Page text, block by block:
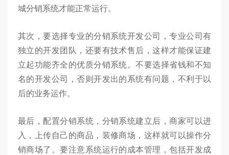
城分销系统才能正常运行。
其次，要选择专业的分销系统开发公司，专业公司有
独立的开发团队，还要有技术售后，这样才能保证建
立起功能齐全的优质分销系统。不要选择省钱和不知
名的开发公司，否则开发出的系统有问题，不利于以
后的业务运作。
最后，配置分销系统，分销系统建立后，商家可以进
入，上传自己的商品，装修商场，这样就可以操作分
销商场了。要注意系统运行的成本管理，包括开发成